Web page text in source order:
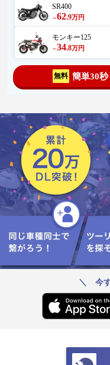
SR400
～62.9万円
モンキー125
～34.8万円
無料 簡単30秒
＼ 今